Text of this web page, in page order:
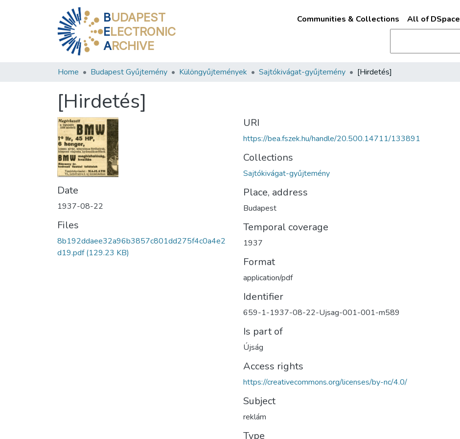
BUDAPEST
ELECTRONIC
ARCHIVE
Communities & Collections All of DSpace
Home Budapest Gyűjtemény Különgyűjtemények Sajtókivágat-gyűjtemény [Hirdetés]
[Hirdetés]
Date
1937-08-22
Files
8b192ddaee32a96b3857c801dd275f4c0a4e2
d19.pdf(129.23 KB)
URI
https://bea.fszek.hu/handle/20.500.14711/133891
Collections
Sajtókivágat-gyűjtemény
Place, address
Budapest
Temporal coverage
1937
Format
application/pdf
Identifier
659-1-1937-08-22-Ujsag-001-001-m589
Is part of
Újság
Access rights
https://creativecommons.org/licenses/by-nc/4.0/
Subject
reklám
Type